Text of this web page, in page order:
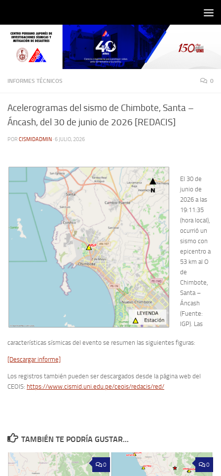
INFORMES TÉCNICOS 0
Acelerogramas del sismo de Chimbote, Santa –
Áncash, del 30 de junio de 2026 [REDACIS]
POR CISMIDADMIN ·6 JULIO, 2026
El 30 de
junio de
2026 a las
19:11:35
(hora local),
ocurrió un
sismo con
epicentro a
53 km al O
de
Chimbote,
Santa –
Áncash
(Fuente:
IGP). Las
características sísmicas del evento se resumen las siguientes figuras:
[Descargar informe]
Los registros también pueden ser descargados desde la página web del
CEOIS: https://www.cismid.uni.edu.pe/ceois/redacis/red/
TAMBIÉN TE PODRÍA GUSTAR...
0 0